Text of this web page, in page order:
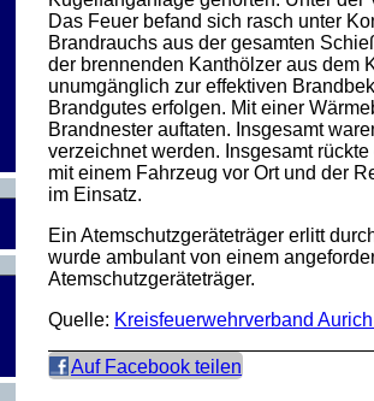
Das Feuer befand sich rasch unter
Brandrauchs aus der gesamten
der brennenden Kanthölzer aus dem
unumgänglich zur effektiven
Brandgutes erfolgen. Mit einer
Brandnester auftaten. Insgesamt
verzeichnet werden. Insgesamt
mit einem Fahrzeug vor Ort und der
im Einsatz.
Ein Atemschutzgeräteträger erlitt
wurde ambulant von einem
Atemschutzgeräteträger.
Quelle: Kreisfeuerwehrverband Aurich
Auf Facebook teilen